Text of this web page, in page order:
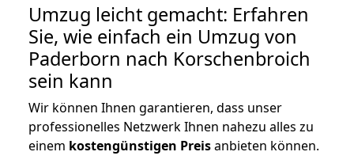
Umzug leicht gemacht: Erfahren
Sie, wie einfach ein Umzug von
Paderborn nach Korschenbroich
sein kann
Wir können Ihnen garantieren, dass unser
professionelles Netzwerk Ihnen nahezu alles zu
einem kostengünstigen Preisanbieten können.